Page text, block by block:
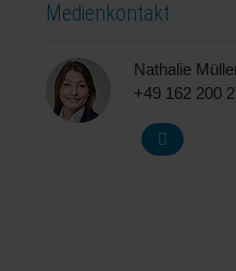
Medienkontakt
Nathalie
+49 162 200